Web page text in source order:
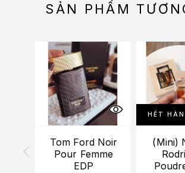
SẢN PHẨM
Tom Ford Noir
Pour Femme
EDP
HẾT
(Mini)